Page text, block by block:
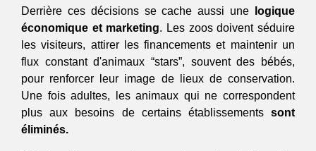
Derrière ces décisions se cache aussi une logique
économique et marketing. Les zoos doivent séduire
les visiteurs, attirer les financements et maintenir un
flux constant d'animaux “stars”, souvent des bébés,
pour renforcer leur image de lieux de conservation.
Une fois adultes, les animaux qui ne correspondent
plus aux besoins de certains établissements sont
éliminés.